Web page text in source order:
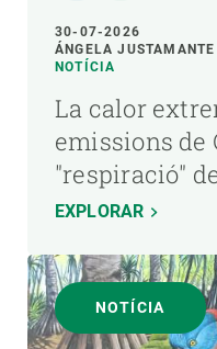
30-07-2026
ÁNGELA JUSTAMANTE
NOTÍCIA
La calor
emissions de
"respiració"
EXPLORAR
NOTÍCIA